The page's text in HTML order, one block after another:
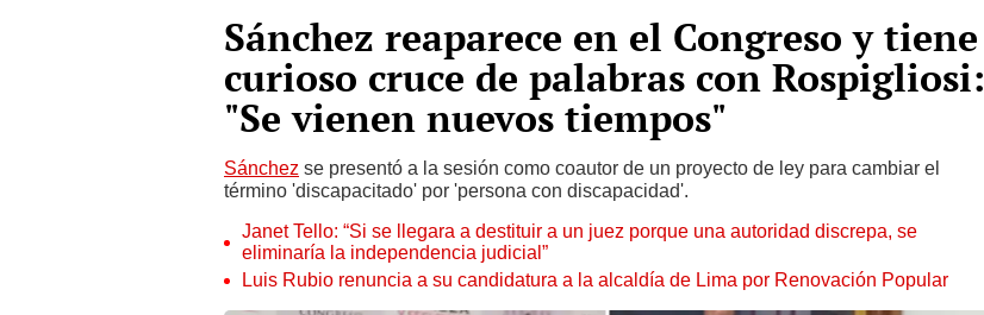
Sánchez reaparece en el Congreso y tiene
curioso cruce de palabras con Rospigliosi:
"Se vienen nuevos tiempos"
Sánchez se presentó a la sesión como coautor de un proyecto de ley para cambiar el
término 'discapacitado' por 'persona con discapacidad'.
Janet Tello: “Si se llegara a destituir a un juez porque una autoridad discrepa, se
eliminaría la independencia judicial”
Luis Rubio renuncia a su candidatura a la alcaldía de Lima por Renovación Popular